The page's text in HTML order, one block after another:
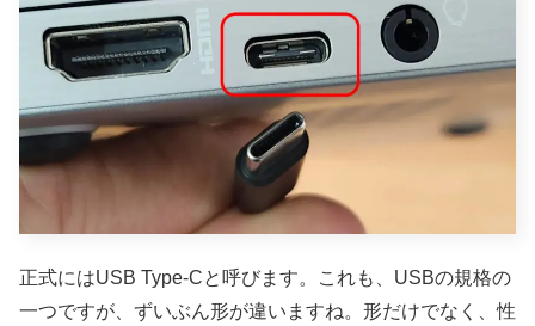
正式にはUSB Type-Cと呼びます。これも、USBの規格の
一つですが、ずいぶん形が違いますね。形だけでなく、性